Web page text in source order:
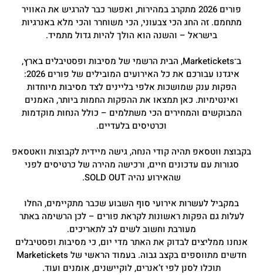
פורים 2026 מתקרב במהירות, ואפשר כבר להרגיש את האוויר
מתחמם. זה החג הכי צבעוני, הכי משוחרר והכי מלא באנרגיות
בישראל – והשנה הוא הולך להיות גדול מתמיד.
ב־Marketickets, הבית הרשמי של מסיבות ופסטיבלים בארץ,
איגדנו עבורכם את כל האירועים המובילים של פורים 2026:
הפקות ענק שמושכות אלפי בליינים לצד מסיבות מיוחדות
ואינטימיות. כאן תמצאו את ההפקות החמות ביותר, האמנים
המבוקשים והמחירים הכי משתלמים – כולל הנחות מוקדמות
וכרטיסים בלעדיים.
בקבוצת ווטסאפ תהיה קודי הנחה, גישה מיידית לקבוצות וואטסאפ
סגורות עם עדכונים חיים, ורכישה מהירה של כרטיסים לפני
שהאירוע נהיה SOLD OUT.
במקביל לעשרות אירועי סוף השבוע שכבר מתקיימים, החלו
לעלות גם הפקות ראשונות לקראת פורים – לכן הרשימה באתר
מעורבת וחשוב לשים לב לתאריכים.
אנחנו ממליצים לבדוק את האתר מדי יום, כי מסיבות ופסטיבלים
חדשים מתווספים בקצב גבוה. בעמוד הראשי של Marketickets
תוכלו לסנן לפי ז’אנרים, לוקיישנים, אומנים ועוד.